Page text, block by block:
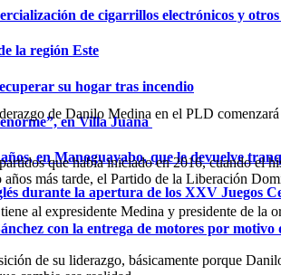
de cigarrillos electrónicos y
la región Este
su hogar tras incendio
en Villa Juana
en Manoguayabo, que le devuelve
durante la apertura de los XXV Juegos
con la entrega de motores por motivo
de Danilo Medina en el PLD
que había iniciado en 2016, cuando
más tarde, el Partido de la Liberación
al expresidente Medina y presidente de
de su liderazgo, básicamente porque